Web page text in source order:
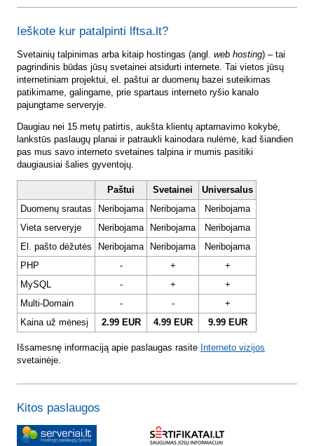
Ieškote kur patalpinti lftsa.lt?
Svetainių talpinimas arba kitaip hostingas (angl. web hosting) – tai
pagrindinis būdas jūsų svetainei atsidurti internete. Tai vietos jūsų
internetiniam projektui, el. paštui ar duomenų bazei suteikimas
patikimame, galingame, prie spartaus interneto ryšio kanalo
pajungtame serveryje.
Daugiau nei 15 metų patirtis, aukšta klientų aptarnavimo kokybė,
lankstūs paslaugų planai ir patraukli kainodara nulėmė, kad šiandien
pas mus savo interneto svetaines talpina ir mumis pasitiki
daugiausiai šalies gyventojų.
Paštui Svetainei
Universalus
Duomenų srautas
Neribojama Neribojama
Neribojama
Vieta serveryje
Neribojama Neribojama
Neribojama
El. pašto dėžutės
Neribojama Neribojama
Neribojama
PHP
- +
+
MySQL
- +
+
Multi-Domain
- -
+
Kaina už mėnesį
2.99 EUR 4.99 EUR 9.99 EUR
Išsamesnę informaciją apie paslaugas rasite Interneto vizijos
svetainėje.
Kitos paslaugos